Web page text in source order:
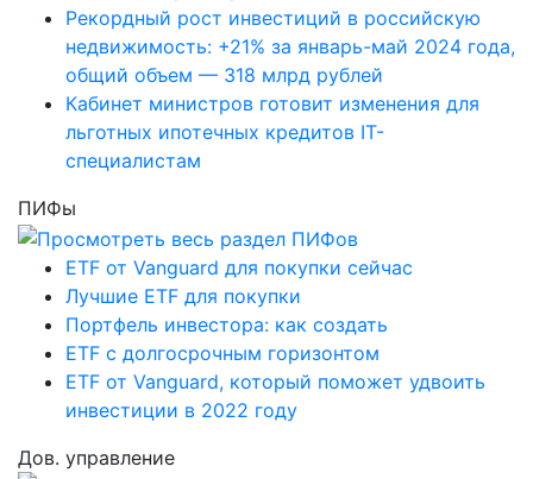
Рекордный рост инвестиций в российскую
недвижимость: +21% за январь-май 2024 года,
общий объем — 318 млрд рублей
Кабинет министров готовит изменения для
льготных ипотечных кредитов IT-
специалистам
ПИФы
ETF от Vanguard для покупки сейчас
Лучшие ETF для покупки
Портфель инвестора: как создать
ETF с долгосрочным горизонтом
ETF от Vanguard, который поможет удвоить
инвестиции в 2022 году
Дов. управление